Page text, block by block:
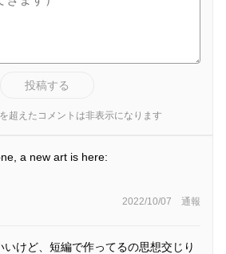
投稿する
超えたコメントは非表示になります
a new art is here:
2022/10/07 通報
いけど、短編で作ってるの思想交じり